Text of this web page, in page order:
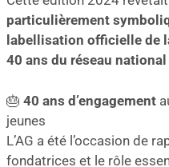
particulièrement
labellisation officielle de
40 ans du réseau
🎂 40 ans d’engagement
jeunes
L’AG a été l’occasion de
fondatrices et le rôle